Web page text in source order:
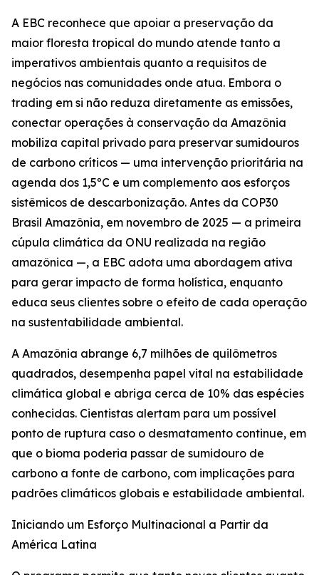
A EBC reconhece que apoiar a preservação da
maior floresta tropical do mundo atende tanto a
imperativos ambientais quanto a requisitos de
negócios nas comunidades onde atua. Embora o
trading em si não reduza diretamente as emissões,
conectar operações à conservação da Amazônia
mobiliza capital privado para preservar sumidouros
de carbono críticos — uma intervenção prioritária na
agenda dos 1,5ºC e um complemento aos esforços
sistêmicos de descarbonização. Antes da COP30
Brasil Amazônia, em novembro de 2025 — a primeira
cúpula climática da ONU realizada na região
amazônica —, a EBC adota uma abordagem ativa
para gerar impacto de forma holística, enquanto
educa seus clientes sobre o efeito de cada operação
na sustentabilidade ambiental.
A Amazônia abrange 6,7 milhões de quilômetros
quadrados, desempenha papel vital na estabilidade
climática global e abriga cerca de 10% das espécies
conhecidas. Cientistas alertam para um possível
ponto de ruptura caso o desmatamento continue, em
que o bioma poderia passar de sumidouro de
carbono a fonte de carbono, com implicações para
padrões climáticos globais e estabilidade ambiental.
Iniciando um Esforço Multinacional a Partir da
América Latina